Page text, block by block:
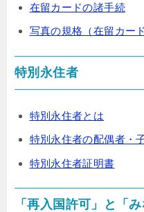
在留カードの諸手続
写真の規格（在留カー
特別永住者
特別永住者とは
特別永住者の配偶者・
特別永住者証明書
「再入国許可」と「